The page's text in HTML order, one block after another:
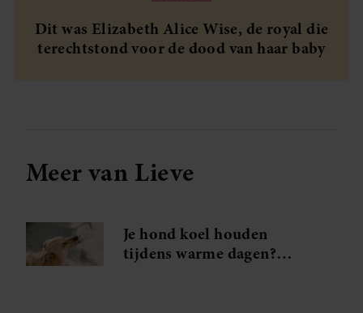
Dit was Elizabeth Alice Wise, de royal die
terechtstond voor de dood van haar baby
Meer van Lieve
Je hond koel houden
tijdens warme dagen?